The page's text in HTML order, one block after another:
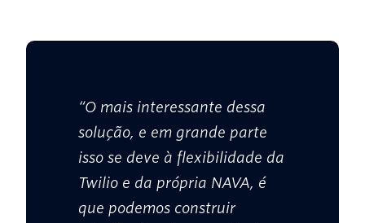
“O mais interessante dessa
solução, e em grande parte
isso se deve à flexibilidade da
Twilio e da própria NAVA, é
que podemos construir